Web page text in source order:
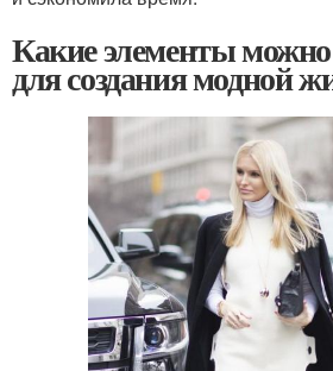
Какие элементы можно
для создания модной